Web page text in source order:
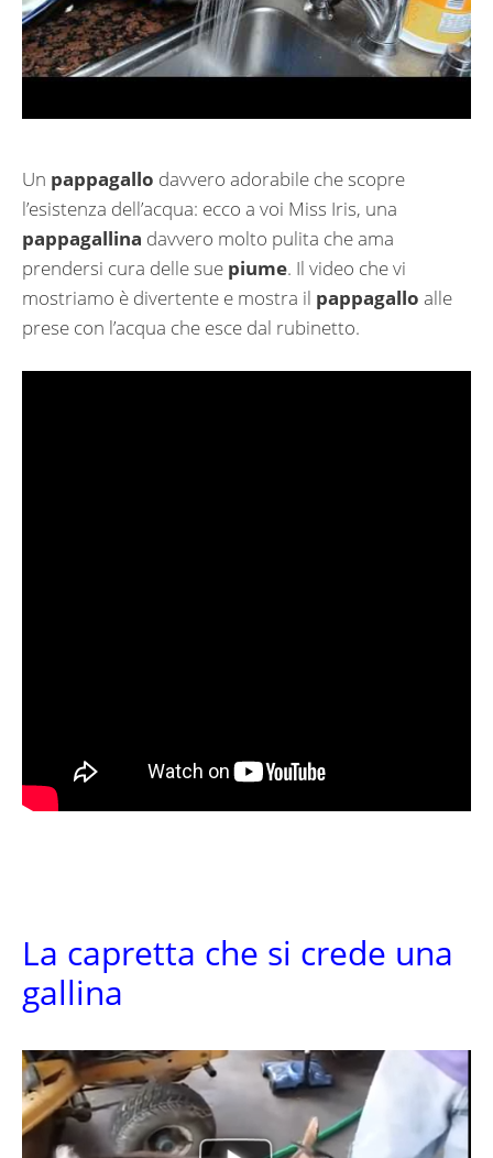
Un pappagallo davvero adorabile che scopre
l’esistenza dell’acqua: ecco a voi Miss Iris, una
pappagallina davvero molto pulita che ama
prendersi cura delle sue piume. Il video che vi
mostriamo è divertente e mostra il pappagallo alle
prese con l’acqua che esce dal rubinetto.
La capretta che si crede una
gallina